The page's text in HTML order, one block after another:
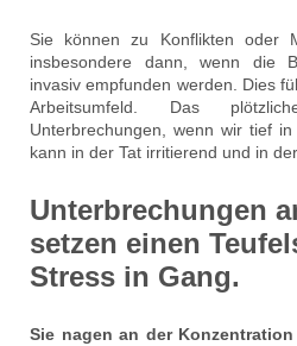
Sie können zu Konflikten oder
insbesondere dann, wenn die
invasiv empfunden werden. Dies
Arbeitsumfeld. Das
Unterbrechungen, wenn wir tief
kann in der Tat irritierend und in
Unterbrechungen
setzen einen
Stress in Gang.
Sie nagen an der